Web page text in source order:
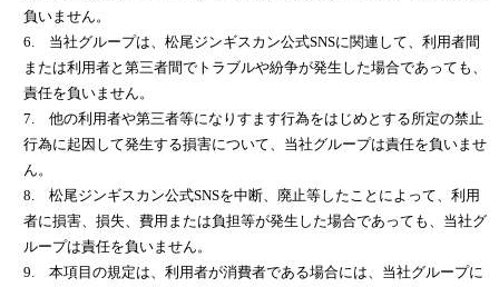
負いません。
6. 当社グループは、松尾ジンギスカン公式SNSに関連して、利用者間
または利用者と第三者間でトラブルや紛争が発生した場合であっても、
責任を負いません。
7. 他の利用者や第三者等になりすます行為をはじめとする所定の禁止
行為に起因して発生する損害について、当社グループは責任を負いませ
ん。
8. 松尾ジンギスカン公式SNSを中断、廃止等したことによって、利用
者に損害、損失、費用または負担等が発生した場合であっても、当社グ
ループは責任を負いません。
9. 本項目の規定は、利用者が消費者である場合には、当社グループに